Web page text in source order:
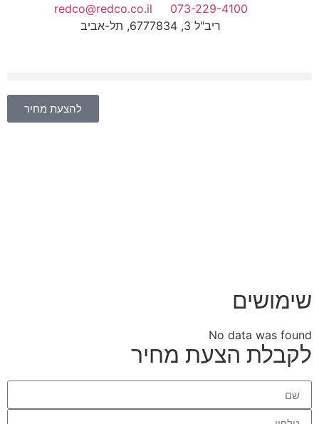
073-229-4100
redco@redco.co.il
ריב"ל 3, 6777834, תל-אביב
להצעת מחיר
שימושים
No data was found
לקבלת הצעת מחיר